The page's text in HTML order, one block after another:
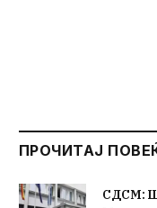
ПРОЧИТАЈ
СДСМ: